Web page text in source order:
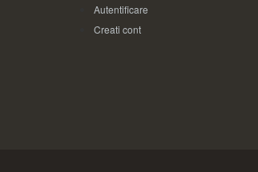
Autentificare
Creati cont